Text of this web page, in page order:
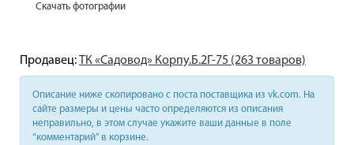
Скачать фотографии
Продавец:ТК «Садовод» Корпу.Б.2Г-75 (263 товаров)
Описание ниже скопировано с поста поставщика из vk.com. На
сайте размеры и цены часто определяются из описания
неправильно, в этом случае укажите ваши данные в поле
“комментарий” в корзине.